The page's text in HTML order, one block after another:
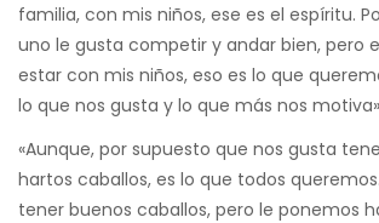
familia, con mis niños, ese es el espíritu.
uno le gusta competir y andar bien, pero
estar con mis niños, eso es lo que
lo que nos gusta y lo que más nos
«Aunque, por supuesto que nos gusta
hartos caballos, es lo que todos
tener buenos caballos, pero le ponemos